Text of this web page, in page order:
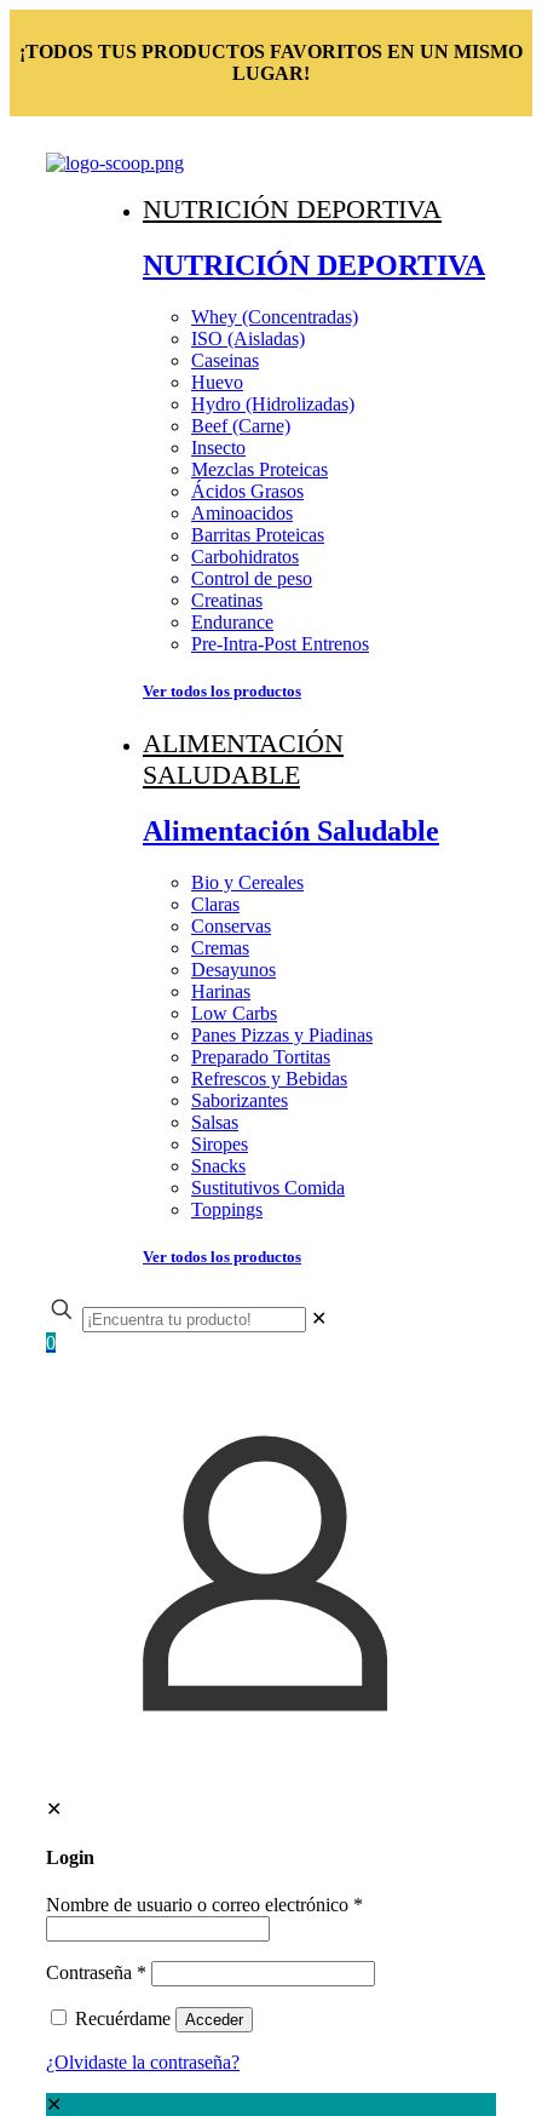
¡TODOS TUS PRODUCTOS FAVORITOS EN UN MISMO
LUGAR!
NUTRICIÓN DEPORTIVA
NUTRICIÓN DEPORTIVA
Whey (Concentradas)
ISO (Aisladas)
Caseinas
Huevo
Hydro (Hidrolizadas)
Beef (Carne)
Insecto
Mezclas Proteicas
Ácidos Grasos
Aminoacidos
Barritas Proteicas
Carbohidratos
Control de peso
Creatinas
Endurance
Pre-Intra-Post Entrenos
Ver todos los productos
ALIMENTACIÓN
SALUDABLE
Alimentación Saludable
Bio y Cereales
Claras
Conservas
Cremas
Desayunos
Harinas
Low Carbs
Panes Pizzas y Piadinas
Preparado Tortitas
Refrescos y Bebidas
Saborizantes
Salsas
Siropes
Snacks
Sustitutivos Comida
Toppings
Ver todos los productos
✕
0
✕
Login
Nombre de usuario o correo electrónico *
Contraseña *
Recuérdame Acceder
¿Olvidaste la contraseña?
✕